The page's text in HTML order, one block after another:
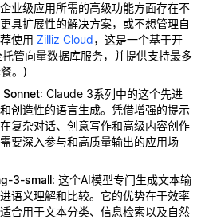
业级应用所需的高级功能方面存在不
具扩展性的解决方案，或不想管理自
使用 Zilliz Cloud，这是一个基于开
管向量数据库服务，并提供支持最多
。)
: Claude 3系列中的这个先进
创造性的语言生成。凭借增强的提示
复杂对话、创意写作和高级内容创作
要深入参与和高质量输出的应用场
3-small: 这个AI模型专门生成文本输
语义理解和比较。它的优势在于效率
合用于文本分类、信息检索以及自然